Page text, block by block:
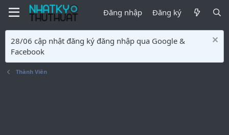
Đăng nhập Đăng ký
28/06 cập nhật đăng ký đăng nhập qua Google &
Facebook
Thành Viên